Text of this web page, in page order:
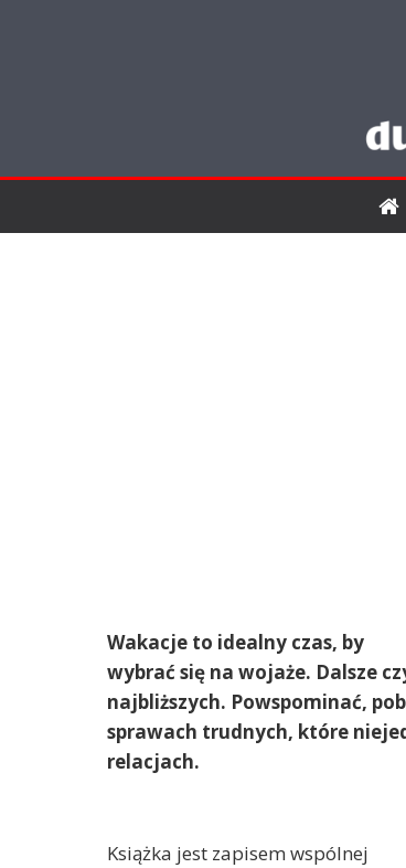
Wakacje to idealny czas, by
wybrać się na wojaże. Dalsze
najbliższych. Powspominać,
sprawach trudnych, które
relacjach.
Książka jest zapisem wspólnej